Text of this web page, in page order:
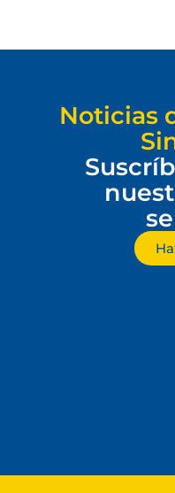
Noticias